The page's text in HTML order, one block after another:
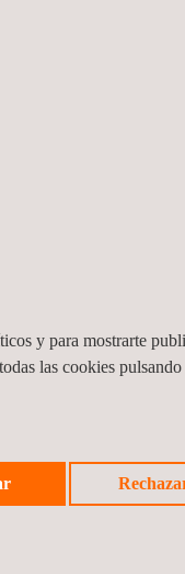
de revisiones
periódicas
y para mostrarte
las cookies